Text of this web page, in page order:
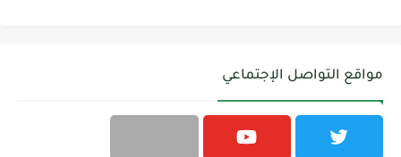
مواقع التواصل الإجتماعي